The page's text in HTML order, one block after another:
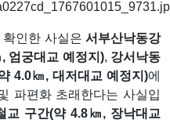
인한 사실은 서부산낙동강
, 엄궁대교 예정지 ), 강서낙동
4.0 ㎞, 대저대교 예정지 )에
파편화 초래한다는 사실입
교 구간(약 4.8㎞, 장낙대교